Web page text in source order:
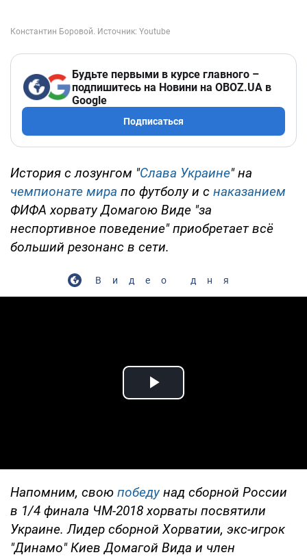
Будьте первыми в курсе главного –
подпишитесь на Новини на OBOZ.UA в
Google
Подписаться
История с лозунгом "Слава Украине" на
чемпионате мира по футболу и с наказанием
ФИФА хорвату Домагою Виде "за
неспортивное поведение" приобретает всё
больший резонанс в сети.
Видео дня
Play Video
Напомним, свою победу над сборной России
в 1/4 финала ЧМ-2018 хорваты посвятили
Украине. Лидер сборной Хорватии, экс-игрок
"Динамо" Киев Домагой Вида и член